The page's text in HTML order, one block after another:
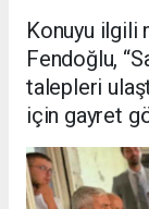
Konuyu
Fendoğlu,
talepleri
için gayret